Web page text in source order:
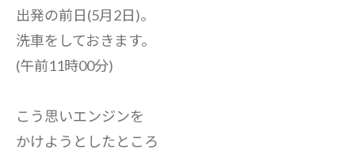
出発の前日(5月2日)。
洗車をしておきます。
(午前11時00分)
こう思いエンジンを
かけようとしたところ